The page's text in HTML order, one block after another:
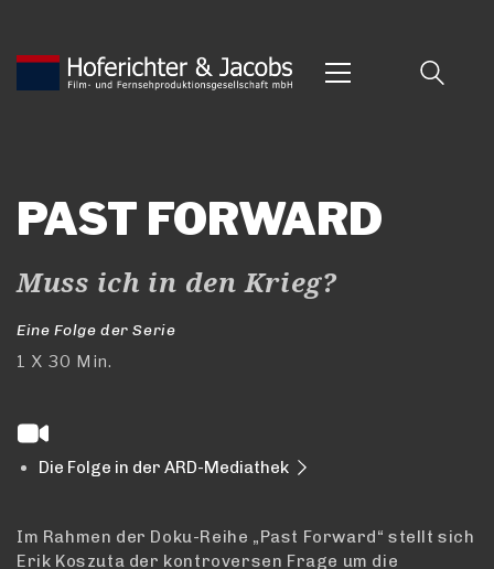
PAST FORWARD
Muss ich in den Krieg?
Eine Folge der Serie
1 X 30 Min.
Die Folge in der ARD-Mediathek
Im Rahmen der Doku-Reihe „Past Forward“ stellt sich
Erik Koszuta der kontroversen Frage um die